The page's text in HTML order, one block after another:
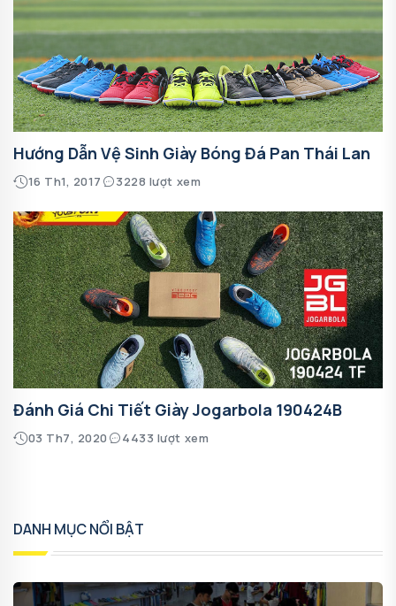
Hướng Dẫn Vệ Sinh Giày Bóng Đá Pan Thái Lan
16 Th1, 2017 3228 lượt xem
Đánh Giá Chi Tiết Giày Jogarbola 190424B
03 Th7, 2020 4433 lượt xem
DANH MỤC NỔI BẬT